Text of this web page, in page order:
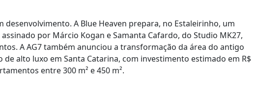
A Blue Heaven prepara, no Estaleirinho, um
por Márcio Kogan e Samanta Cafardo, do Studio MK27,
A AG7 também anunciou a transformação da área do antigo
alto luxo em Santa Catarina, com investimento estimado em R$
entre 300 m² e 450 m².